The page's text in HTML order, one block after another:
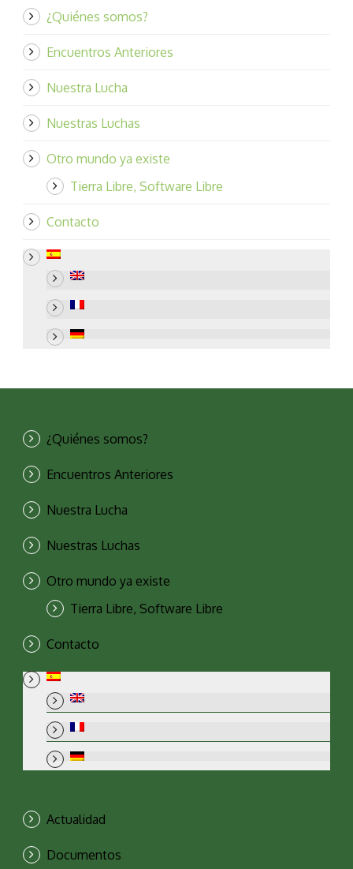
¿Quiénes somos?
Encuentros Anteriores
Nuestra Lucha
Nuestras Luchas
Otro mundo ya existe
Tierra Libre, Software Libre
Contacto
¿Quiénes somos?
Encuentros Anteriores
Nuestra Lucha
Nuestras Luchas
Otro mundo ya existe
Tierra Libre, Software Libre
Contacto
Actualidad
Documentos